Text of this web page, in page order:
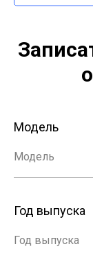
Модель
Модель
Год выпуска
Год выпуска